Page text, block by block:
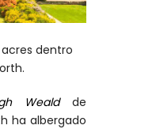
dentro
Wealdde
ha albergado